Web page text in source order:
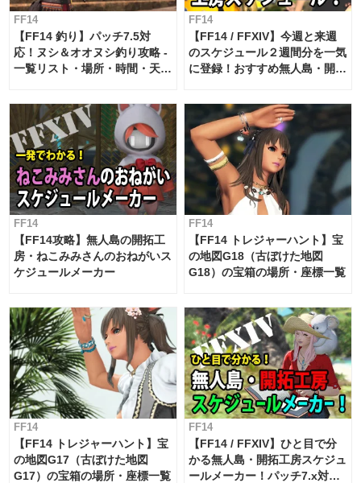
FF14
【FF14 釣り】パッチ7.5対
応！ヌシ＆オオヌシ釣り攻略 -
一覧リスト・場所・時間・天
FF14
【FF14 / FFXIV】今週と来週
のスケジュール２週間分を一気
に登録！おすすめ無人島・開拓
FF14
【FF14攻略】無人島の開拓工
房・ねこみみさんのおねがいス
ケジュールメーカー
FF14
【FF14 トレジャーハント】宝
の地図G18（古ぼけた地図
G18）の宝箱の場所・座標一覧
FF14
【FF14 トレジャーハント】宝
の地図G17（古ぼけた地図
G17）の宝箱の場所・座標一覧
FF14
【FF14 / FFXIV】ひと目で分
かる無人島・開拓工房スケジュ
ールメーカー！パッチ7.x対応